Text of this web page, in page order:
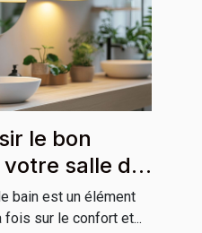
le bon
salle de
bain est un élément
fois sur le confort et...